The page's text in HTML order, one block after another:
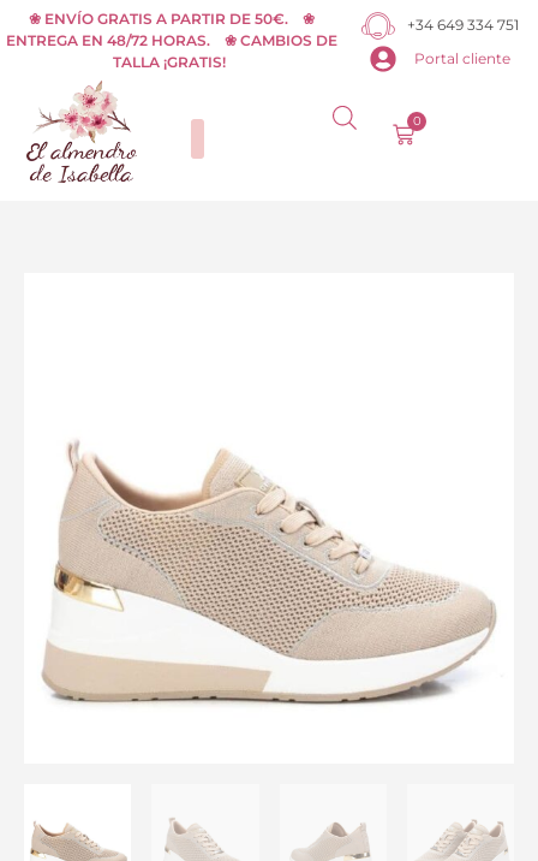
al
contenido
❀ ENVÍO GRATIS A PARTIR DE 50€. ❀
ENTREGA EN 48/72 HORAS. ❀ CAMBIOS DE
TALLA ¡GRATIS!
+34 649 334 751
Portal cliente
0
Carrito